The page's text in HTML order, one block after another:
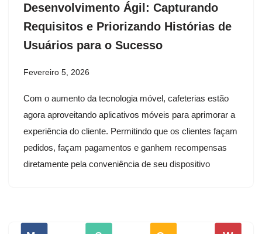
Desenvolvimento Ágil: Capturando
Requisitos e Priorizando Histórias de
Usuários para o Sucesso
Fevereiro 5, 2026
Com o aumento da tecnologia móvel, cafeterias estão
agora aproveitando aplicativos móveis para aprimorar a
experiência do cliente. Permitindo que os clientes façam
pedidos, façam pagamentos e ganhem recompensas
diretamente pela conveniência de seu dispositivo